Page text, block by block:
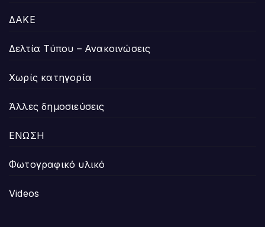
ΔΑΚΕ
Δελτία Τύπου – Ανακοινώσεις
Χωρίς κατηγορία
Άλλες δημοσιεύσεις
ΕΝΩΣΗ
Φωτογραφικό υλικό
Videos